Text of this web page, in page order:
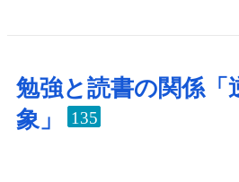
勉強と読書の関係「
象」
135